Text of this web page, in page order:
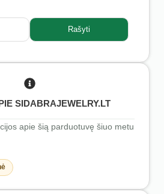
Rašyti
SIDABRAJEWELRY.LT
apie šią parduotuvę šiuo metu